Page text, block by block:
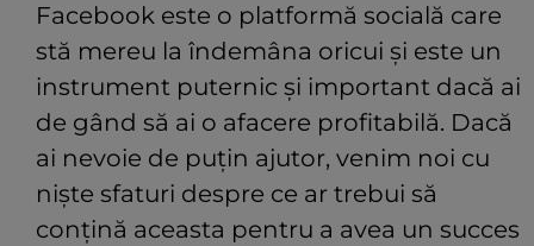
Facebook este o platformă socială care
stă mereu la îndemâna oricui și este un
instrument puternic și important dacă ai
de gând să ai o afacere profitabilă. Dacă
ai nevoie de puțin ajutor, venim noi cu
niște sfaturi despre ce ar trebui să
conțină aceasta pentru a avea un succes